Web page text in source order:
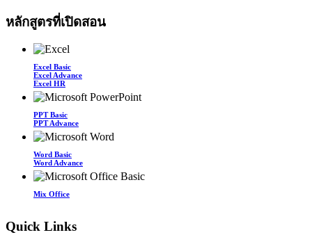
หลักสูตรที่เปิดสอน
Excel Basic
Excel Advance
Excel HR
PPT Basic
PPT Advance
Word Basic
Word Advance
Mix Office
Quick Links